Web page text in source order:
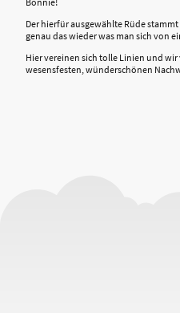
Der hierfür ausgewählte Rüde
genau das wieder was man sich von
Hier vereinen sich tolle Linien und
wesensfesten, wünderschönen